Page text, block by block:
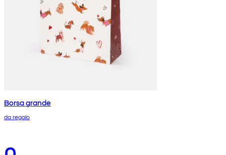
Borsa grande
da regalo